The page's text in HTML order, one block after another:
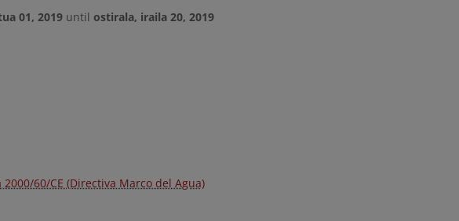
01, 2019 until ostirala, iraila 20, 2019
60/CE (Directiva Marco del Agua)